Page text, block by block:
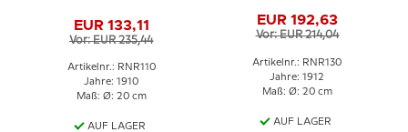
KJØBENHAVN 17 JULI
1910 Malmö
EUR 133,11
Vor: EUR 235,44
Artikelnr.: RNR110
Jahre: 1910
Maß: Ø: 20 cm
AUF LAGER
STIFTELSE
ALDERSTRØST 1862-
1912
EUR 192,63
Vor: EUR 214,04
Artikelnr.: RNR130
Jahre: 1912
Maß: Ø: 20 cm
AUF LAGER